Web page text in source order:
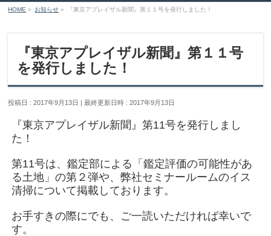
HOME » お知らせ » 『東京アプレイザル新聞』第１１号を発行しました！
『東京アプレイザル新聞』第１１号
を発行しました！
投稿日 : 2017年9月13日 最終更新日時 : 2017年9月13日
『東京アプレイザル新聞』第11号を発行しまし
た！
第11号は、鑑定部による「鑑定評価の可能性があ
る土地」の第２弾や、弊社セミナールームのイス
清掃について掲載しております。
お手すきの際にでも、ご一読いただければ幸いで
す。